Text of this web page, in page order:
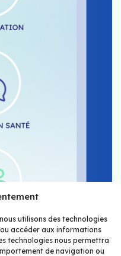
utilisons des technologies
accéder aux informations
technologies nous permettra
de navigation ou